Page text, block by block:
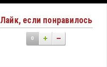
Лайк, если понравилось
0